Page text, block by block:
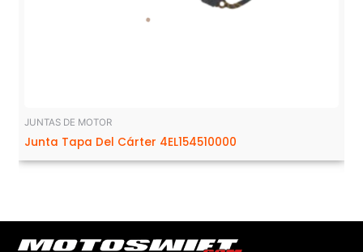
JUNTAS DE MOTOR
Junta Tapa Del Cárter 4EL154510000